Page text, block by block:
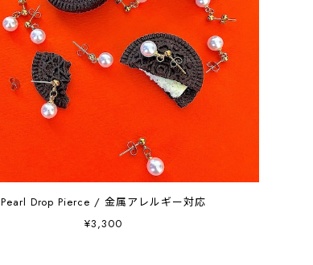
Pearl Drop Pierce / 金属アレルギー対応
¥3,300